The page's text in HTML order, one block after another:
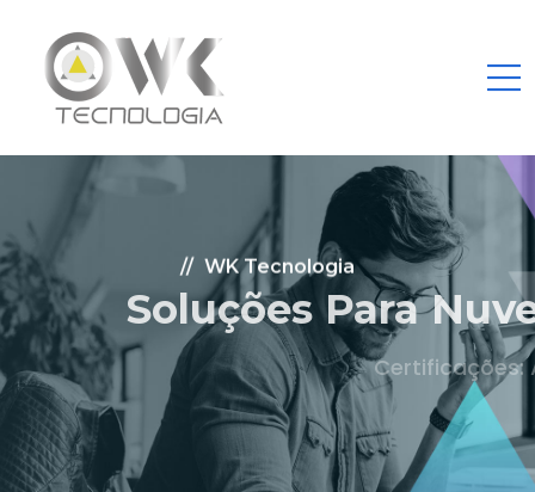
WK Tecnologia
Soluções Para Nuvem.
Certificações: AWS Partner, Microsoft Gold
Fale Conosco